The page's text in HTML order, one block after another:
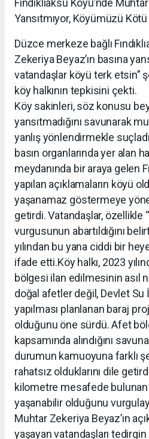
Fındıklıaksu Köyü’nde
Yansıtmıyor, Köyümüzü
Düzce merkeze bağlı
Zekeriya Beyaz’ın basına
vatandaşlar köyü terk etsin”
köy halkının tepkisini çekti.
Köy sakinleri, söz konusu
yansıtmadığını savunarak
yanlış yönlendirmekle
basın organlarında yer alan
meydanında bir araya gelen
yapılan açıklamaların köyü
yaşanamaz göstermeye
getirdi. Vatandaşlar, özellikle
vurgusunun abartıldığını
yılından bu yana ciddi bir
ifade etti.Köy halkı, 2023
bölgesi ilan edilmesinin asıl
doğal afetler değil, Devlet Su
yapılması planlanan baraj
olduğunu öne sürdü. Afet
kapsamında alındığını
durumun kamuoyuna farklı
rahatsız olduklarını dile
kilometre mesafede
yaşanabilir olduğunu
Muhtar Zekeriya Beyaz’ın
yaşayan vatandaşları